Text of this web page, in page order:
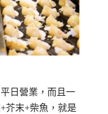
日營業，而且一
芥末+柴魚，就是